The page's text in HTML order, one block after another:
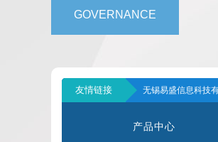
GOVERNANCE
友情链接 无锡易盛信息科技
产品中心